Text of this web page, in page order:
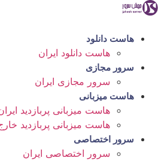
پرش
محتوا
هاست دانلود
هاست دانلود ایران
سرور مجازی
سرور مجازی ایران
هاست میزبانی
هاست میزبانی پربازدید
هاست میزبانی پربازدید
سرور اختصاصی
سرور اختصاصی ایران